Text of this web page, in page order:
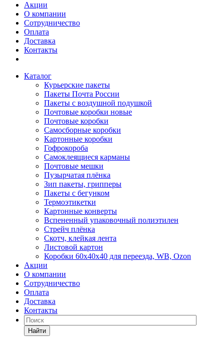
Акции
О компании
Сотрудничество
Оплата
Доставка
Контакты
Каталог
Курьерские пакеты
Пакеты Почта России
Пакеты с воздушной подушкой
Почтовые коробки новые
Почтовые коробки
Самосборные коробки
Картонные коробки
Гофрокороба
Самоклеящиеся карманы
Почтовые мешки
Пузырчатая плёнка
Зип пакеты, грипперы
Пакеты с бегунком
Термоэтикетки
Картонные конверты
Вспененный упаковочный полиэтилен
Стрейч плёнка
Скотч, клейкая лента
Листовой картон
Коробки 60х40х40 для переезда, WB, Ozon
Акции
О компании
Сотрудничество
Оплата
Доставка
Контакты
Найти